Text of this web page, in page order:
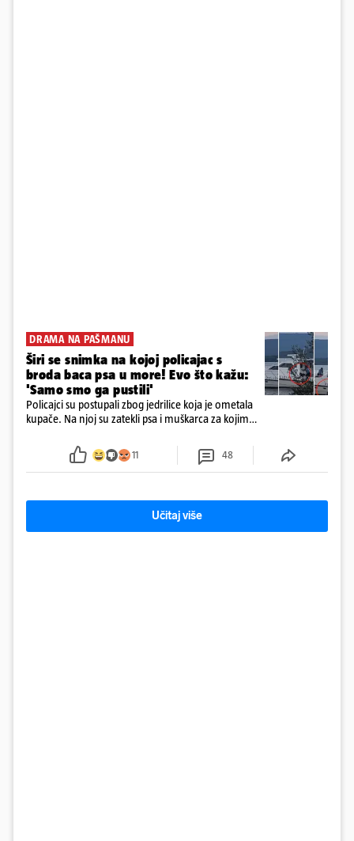
DRAMA NA PAŠMANU
Širi se snimka na kojoj policajac s
broda baca psa u more! Evo što kažu:
'Samo smo ga pustili'
Policajci su postupali zbog jedrilice koja je ometala
kupače. Na njoj su zatekli psa i muškarca za kojim
ga uhitili, a psa je preuzeo komunalni redar
11 48
Učitaj više